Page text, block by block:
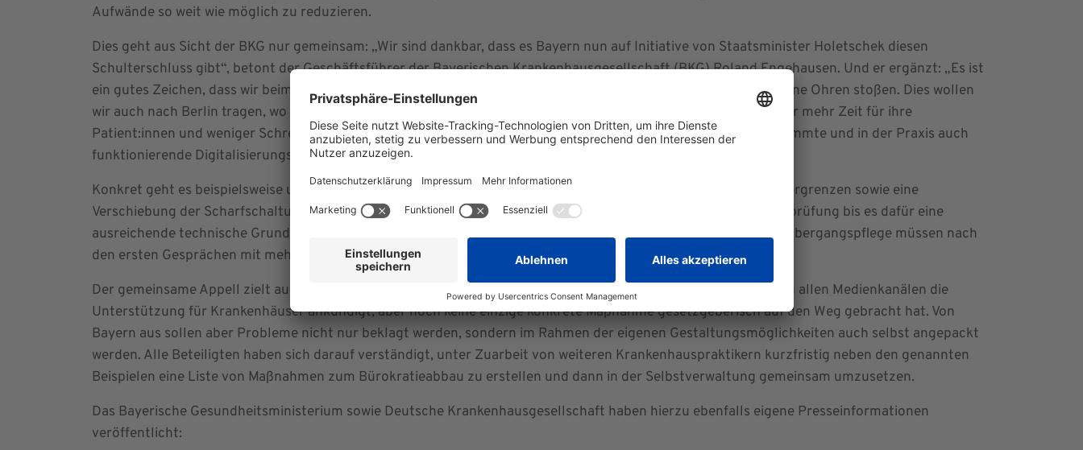
Aufwände so weit wie möglich zu reduzieren.
Dies geht aus Sicht der BKG nur gemeinsam: „Wir sind dankbar, dass es Bayern nun auf Initiative von Staatsminister Holetschek diesen
Schulterschluss gibt“, betont der Geschäftsführer der Bayerischen Krankenhausgesellschaft (BKG) Roland Engehausen. Und er ergänzt: „Es ist
ein gutes Zeichen, dass wir beim Bürokratieabbau bei den Krankenkassen und dem Medizinischen Dienst auf offene Ohren stoßen. Dies wollen
wir auch nach Berlin tragen, wo die meisten Vorschriften gemacht werden. Unsere Beschäftigten brauchen wieder mehr Zeit für ihre
Patient:innen und weniger Schreibarbeiten für statistische Zahlenfriedhöfe. Auch längst überfällige, gut abgestimmte und in der Praxis auch
funktionierende Digitalisierungsmaßnahmen würden hier gut helfen.“
Konkret geht es beispielsweise um die sanktionsbehafteten Meldungen bei den sogenannten Pflegepersonaluntergrenzen sowie eine
Verschiebung der Scharfschaltungen detaillierter Formatvorgaben für die Datenübermittlung zur Abrechnungsprüfung bis es dafür eine
ausreichende technische Grundlage gibt. Aber auch die bürokratischen Anforderungen für die neu eingeführte Übergangspflege müssen nach
den ersten Gesprächen mit mehr Praxisnähe umgesetzt werden.
Der gemeinsame Appell zielt auch direkt an den Bundesgesundheitsminister Karl Lauterbach, der derzeit zwar in allen Medienkanälen die
Unterstützung für Krankenhäuser ankündigt, aber noch keine einzige konkrete Maßnahme gesetzgeberisch auf den Weg gebracht hat. Von
Bayern aus sollen aber Probleme nicht nur beklagt werden, sondern im Rahmen der eigenen Gestaltungsmöglichkeiten auch selbst angepackt
werden. Alle Beteiligten haben sich darauf verständigt, unter Zuarbeit von weiteren Krankenhauspraktikern kurzfristig neben den genannten
Beispielen eine Liste von Maßnahmen zum Bürokratieabbau zu erstellen und dann in der Selbstverwaltung gemeinsam umzusetzen.
Das Bayerische Gesundheitsministerium sowie Deutsche Krankenhausgesellschaft haben hierzu ebenfalls eigene Presseinformationen
veröffentlicht: